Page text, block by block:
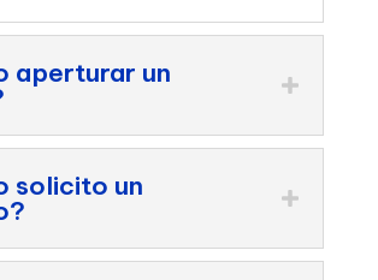
aperturar un
solicito un